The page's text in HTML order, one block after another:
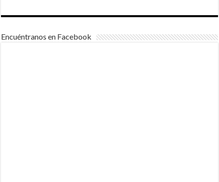
Encuéntranos en Facebook